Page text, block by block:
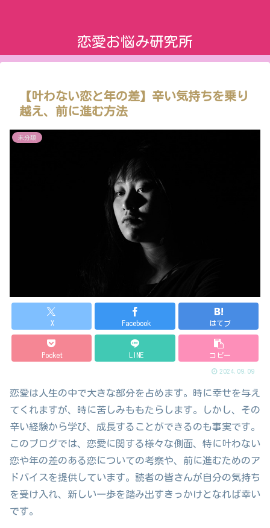
恋愛お悩み研究所
【叶わない恋と年の差】辛い気持ちを乗り
越え、前に進む方法
未分類
X Facebook はてブ
Pocket LINE コピー
2024.09.09
恋愛は人生の中で大きな部分を占めます。時に幸せを与え
てくれますが、時に苦しみももたらします。しかし、その
辛い経験から学び、成長することができるのも事実です。
このブログでは、恋愛に関する様々な側面、特に叶わない
恋や年の差のある恋についての考察や、前に進むためのア
ドバイスを提供しています。読者の皆さんが自分の気持ち
を受け入れ、新しい一歩を踏み出すきっかけとなれば幸い
です。